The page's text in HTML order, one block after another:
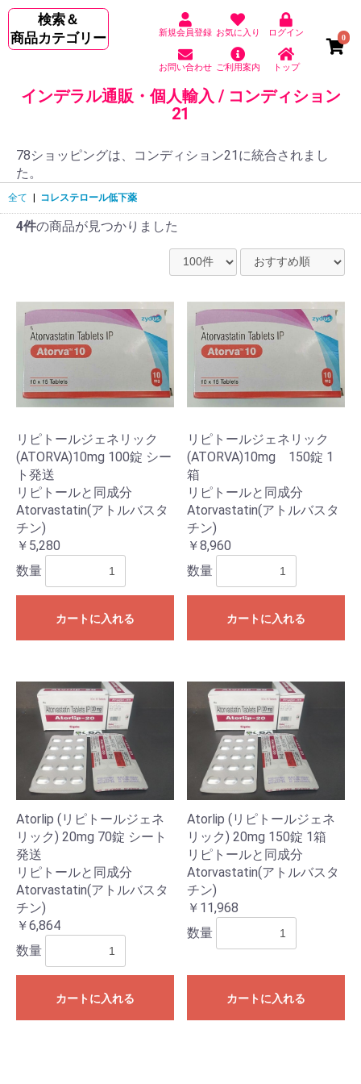
検索＆
商品カテゴリー
新規会員登録 お気に入り ログイン
お問い合わせ ご利用案内 トップ
0
インデラル通販・個人輸入 / コンディション
21
78ショッピングは、コンディション21に統合されまし
た。
全て コレステロール低下薬
4件の商品が見つかりました
リピトールジェネリック
(ATORVA)10mg 100錠 シー
ト発送
リピトールと同成分
Atorvastatin(アトルバスタ
チン)
￥5,280
数量
カートに入れる
リピトールジェネリック
(ATORVA)10mg 150錠 1
箱
リピトールと同成分
Atorvastatin(アトルバスタ
チン)
￥8,960
数量
カートに入れる
Atorlip (リピトールジェネ
リック) 20mg 70錠 シート
発送
リピトールと同成分
Atorvastatin(アトルバスタ
チン)
￥6,864
数量
カートに入れる
Atorlip (リピトールジェネ
リック) 20mg 150錠 1箱
リピトールと同成分
Atorvastatin(アトルバスタ
チン)
￥11,968
数量
カートに入れる
お買い物を続ける カートへ進む